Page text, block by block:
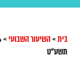
בית»השיעור השבועי»
תשע"ט